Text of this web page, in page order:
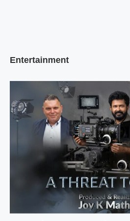
Entertainment